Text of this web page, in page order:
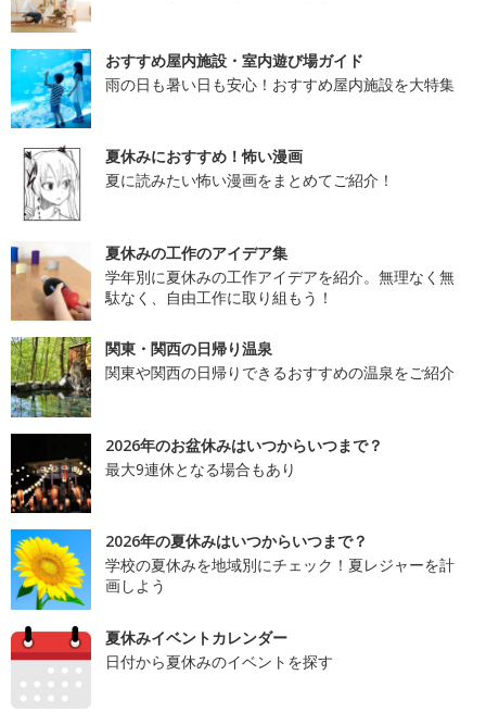
おすすめ屋内施設・室内遊び場ガイド
雨の日も暑い日も安心！おすすめ屋内施設を大特集
夏休みにおすすめ！怖い漫画
夏に読みたい怖い漫画をまとめてご紹介！
夏休みの工作のアイデア集
学年別に夏休みの工作アイデアを紹介。無理なく無
駄なく、自由工作に取り組もう！
関東・関西の日帰り温泉
関東や関西の日帰りできるおすすめの温泉をご紹介
2026年のお盆休みはいつからいつまで？
最大9連休となる場合もあり
2026年の夏休みはいつからいつまで？
学校の夏休みを地域別にチェック！夏レジャーを計
画しよう
夏休みイベントカレンダー
日付から夏休みのイベントを探す